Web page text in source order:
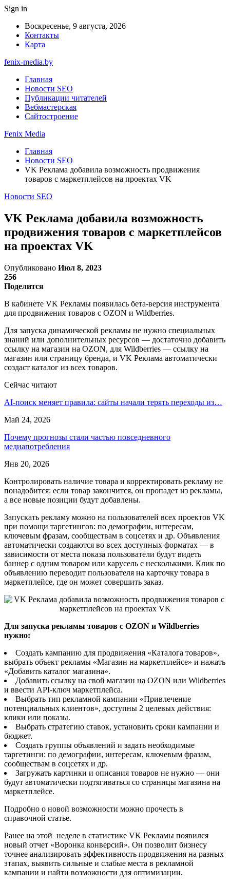
Sign in
Воскресенье, 9 августа, 2026
Контакты
Карта
fenix-media.by
Главная
Новости SEO
Публикации читателей
Вебмастерская
Сайтостроение
Fenix Media
Главная
Новости SEO
VK Реклама добавила возможность продвижения
товаров с маркетплейсов на проектах VK
Новости SEO
VK Реклама добавила возможность
продвижения товаров с маркетплейсов
на проектах VK
Опубликовано Июл 8, 2023
256
Поделится
В кабинете VK Рекламы появилась бета-версия инструмента
для продвижения товаров с OZON и Wildberries.
Для запуска динамической рекламы не нужно специальных
знаний или дополнительных ресурсов — достаточно добавить
ссылку на магазин на OZON, для Wildberries — ссылку на
магазин или страницу бренда, и VK Реклама автоматически
создаст каталог из всех товаров.
Сейчас читают
AI-поиск меняет правила: сайты начали терять переходы из…
Май 24, 2026
Почему прогнозы стали частью повседневного
медиапотребления
Янв 20, 2026
Контролировать наличие товара и корректировать рекламу не
понадобится: если товар закончится, он пропадет из рекламы,
а все новые позиции будут добавлены.
Запускать рекламу можно на пользователей всех проектов VK
при помощи таргетингов: по демографии, интересам,
ключевым фразам, сообществам в соцсетях и др. Объявления
автоматически создаются во всех доступных форматах — в
зависимости от места показа пользователи будут видеть
баннер с одним товаром или карусель с несколькими. Клик по
объявлению переводит пользователя на карточку товара в
маркетплейсе, где он может совершить заказ.
Для запуска рекламы товаров с OZON и Wildberries
нужно:
Создать кампанию для продвижения «Каталога товаров»,
выбрать объект рекламы «Магазин на маркетплейсе» и нажать
«Добавить каталог магазина».
Добавить ссылку на свой магазин на OZON или Wildberries
и ввести API-ключ маркетплейса.
Выбрать тип рекламной кампании «Привлечение
потенциальных клиентов», доступны 2 целевых действия:
клики или показы.
Выбрать стратегию ставок, установить сроки кампании и
бюджет.
Создать группы объявлений и задать необходимые
таргетинги: по демографии, интересам, ключевым фразам,
сообществам в соцсетях и др.
Загружать картинки и описания товаров не нужно — они
будут автоматически подтягиваться со страницы магазина на
маркетплейсе.
Подробно о новой возможности можно прочесть в
справочной статье.
Ранее на этой неделе в статистике VK Рекламы появился
новый отчет «Воронка конверсий». Он позволит бизнесу
точнее анализировать эффективность продвижения на разных
этапах, выявить сильные и слабые места в рекламной
кампании и найти возможности для оптимизации.